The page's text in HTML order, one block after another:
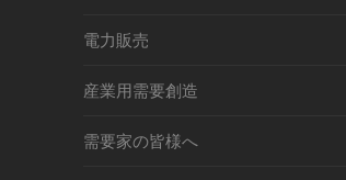
電力販売
産業用需要創造
需要家の皆様へ